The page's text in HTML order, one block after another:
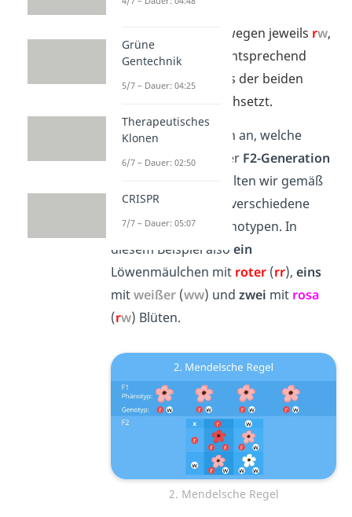
ist deswegen jeweils rw,
derPhänotyp
dementsprechend
rosa , weil sich keines der beiden
Allele eindeutig durchsetzt.
Schauen wir uns nun an, welche
Nachkommen bei der F2-Generation
entstehen. Hier erhalten wir gemäß
derSpaltungsregel
verschiedene
Phänotypen und Genotypen. In
diesem Beispiel alsoein
Löwenmäulchen mit roter (rr),eins
mitweißer (ww) undzwei mit rosa
(rw) Blüten.
2. Mendelsche Regel
Grüne
Gentechnik
5/7 – Dauer: 04:25
Therapeutisches
Klonen
6/7 – Dauer: 02:50
CRISPR
7/7 – Dauer: 05:07